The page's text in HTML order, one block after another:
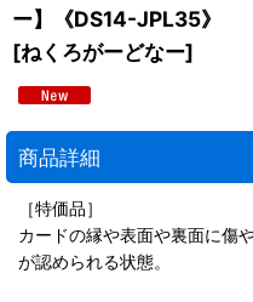
ー】《DS14-JPL35》
[ねくろがーどなー]
商品詳細
［特価品］
カードの縁や表面や裏面に傷
が認められる状態。